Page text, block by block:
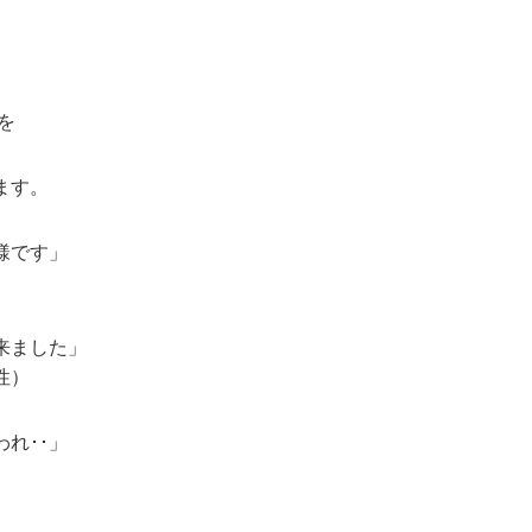
。
す」
ました」
･･」